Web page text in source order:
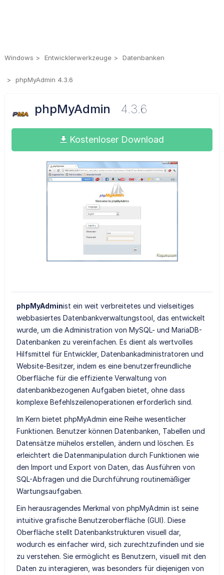
Windows Entwicklerwerkzeuge Datenbanken
phpMyAdmin 4.3.6
phpMyAdmin 4.3.6
Kostenloser Download
phpMyAdminist ein weit verbreitetes und vielseitiges
webbasiertes Datenbankverwaltungstool, das entwickelt
wurde, um die Administration von MySQL- und MariaDB-
Datenbanken zu vereinfachen. Es dient als wertvolles
Hilfsmittel für Entwickler, Datenbankadministratoren und
Website-Besitzer, indem es eine benutzerfreundliche
Oberfläche für die effiziente Verwaltung von
datenbankbezogenen Aufgaben bietet, ohne dass
komplexe Befehlszeilenoperationen erforderlich sind.
Im Kern bietet phpMyAdmin eine Reihe wesentlicher
Funktionen. Benutzer können Datenbanken, Tabellen und
Datensätze mühelos erstellen, ändern und löschen. Es
erleichtert die Datenmanipulation durch Funktionen wie
den Import und Export von Daten, das Ausführen von
SQL-Abfragen und die Durchführung routinemäßiger
Wartungsaufgaben.
Ein herausragendes Merkmal von phpMyAdmin ist seine
intuitive grafische Benutzeroberfläche (GUI). Diese
Oberfläche stellt Datenbankstrukturen visuell dar,
wodurch es einfacher wird, sich zurechtzufinden und sie
zu verstehen. Sie ermöglicht es Benutzern, visuell mit den
Daten zu interagieren, was besonders für diejenigen von